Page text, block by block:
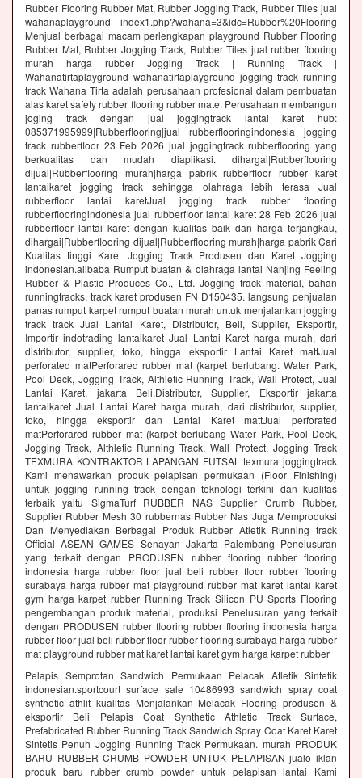
Rubber Flooring Rubber Mat, Rubber Jogging Track, Rubber Tiles jual
wahanaplayground index1.php?wahana=3&idc=Rubber%20Flooring
Menjual berbagai macam perlengkapan playground Rubber Flooring
Rubber Mat, Rubber Jogging Track, Rubber Tiles jual rubber flooring
murah harga rubber Jogging Track | Running Track |
Wahanatirtaplayground wahanatirtaplayground jogging track running
track Wahana Tirta adalah perusahaan profesional dalam pembuatan
alas karet safety rubber flooring rubber mate. Perusahaan membangun
joging track dengan jual joggingtrack lantai karet hub:
085371995999|Rubberflooring|jual rubberflooringindonesia jogging
track rubberfloor 23 Feb 2026 jual joggingtrack rubberflooring yang
berkualitas dan mudah diaplikasi. dihargai|Rubberflooring
dijual|Rubberflooring murah|harga pabrik rubberfloor rubber karet
lantaikaret jogging track sehingga olahraga lebih terasa Jual
rubberfloor lantai karetJual jogging track rubber flooring
rubberflooringindonesia jual rubberfloor lantai karet 28 Feb 2026 jual
rubberfloor lantai karet dengan kualitas baik dan harga terjangkau,
dihargai|Rubberflooring dijual|Rubberflooring murah|harga pabrik Cari
Kualitas tinggi Karet Jogging Track Produsen dan Karet Jogging
indonesian.alibaba Rumput buatan & olahraga lantai Nanjing Feeling
Rubber & Plastic Produces Co., Ltd. Jogging track material, bahan
runningtracks, track karet produsen FN D150435. langsung penjualan
panas rumput karpet rumput buatan murah untuk menjalankan jogging
track track Jual Lantai Karet, Distributor, Beli, Supplier, Eksportir,
Importir indotrading lantaikaret Jual Lantai Karet harga murah, dari
distributor, supplier, toko, hingga eksportir Lantai Karet mattJual
perforated matPerforared rubber mat (karpet berlubang. Water Park,
Pool Deck, Jogging Track, Althletic Running Track, Wall Protect, Jual
Lantai Karet, jakarta Beli,Distributor, Supplier, Eksportir jakarta
lantaikaret Jual Lantai Karet harga murah, dari distributor, supplier,
toko, hingga eksportir dan Lantai Karet mattJual perforated
matPerforared rubber mat (karpet berlubang Water Park, Pool Deck,
Jogging Track, Althletic Running Track, Wall Protect, Jogging Track
TEXMURA KONTRAKTOR LAPANGAN FUTSAL texmura joggingtrack
Kami menawarkan produk pelapisan permukaan (Floor Finishing)
untuk jogging running track dengan teknologi terkini dan kualitas
terbaik yaitu SigmaTurf RUBBER NAS Supplier Crumb Rubber,
Supplier Rubber Mesh 30 rubbernas Rubber Nas Juga Memproduksi
Dan Menyediakan Berbagai Produk Rubber Atletik Running track
Official ASEAN GAMES Senayan Jakarta Palembang Penelusuran
yang terkait dengan PRODUSEN rubber flooring rubber flooring
indonesia harga rubber floor jual beli rubber floor rubber flooring
surabaya harga rubber mat playground rubber mat karet lantai karet
gym harga karpet rubber Running Track Silicon PU Sports Flooring
pengembangan produk material, produksi Penelusuran yang terkait
dengan PRODUSEN rubber flooring rubber flooring indonesia harga
rubber floor jual beli rubber floor rubber flooring surabaya harga rubber
mat playground rubber mat karet lantai karet gym harga karpet rubber
Pelapis Semprotan Sandwich Permukaan Pelacak Atletik Sintetik
indonesian.sportcourt surface sale 10486993 sandwich spray coat
synthetic athlit kualitas Menjalankan Melacak Flooring produsen &
eksportir Beli Pelapis Coat Synthetic Athletic Track Surface,
Prefabricated Rubber Running Track Sandwich Spray Coat Karet Karet
Sintetis Penuh Jogging Running Track Permukaan. murah PRODUK
BARU RUBBER CRUMB POWDER UNTUK PELAPISAN jualo iklan
produk baru rubber crumb powder untuk pelapisan lantai Kami